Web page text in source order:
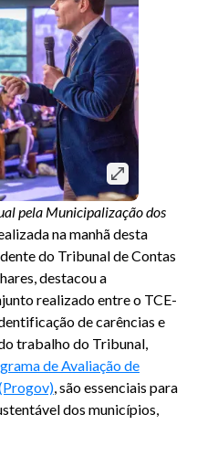
pela Municipalização dos
na manhã desta
do Tribunal de Contas
destacou a
realizado entre o TCE-
de carências e
trabalho do Tribunal,
de Avaliação de
, são essenciais para
dos municípios,